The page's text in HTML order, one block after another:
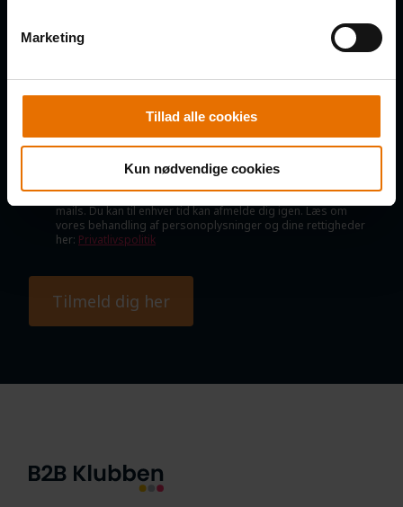
Marketing
Tillad alle cookies
Kun nødvendige cookies
SMS og telefoniske opkald med nyheder, tilbud, information
mv., samt indsamling af oplysninger om interaktion med e-
mails. Du kan til enhver tid kan afmelde dig igen. Læs om
vores behandling af personoplysninger og dine rettigheder
her: Privatlivspolitik
Tilmeld dig her